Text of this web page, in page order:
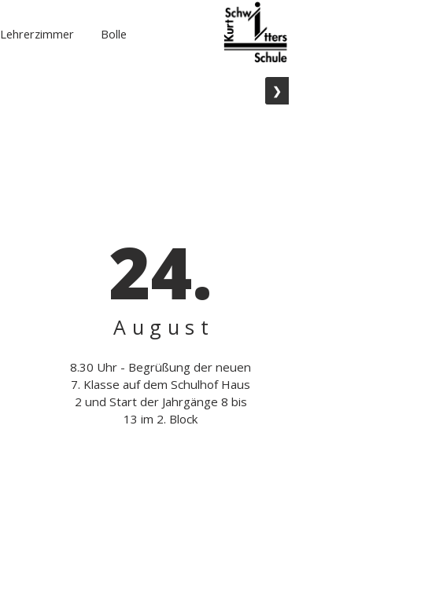
Lehrerzimmer Bolle
❯
24.
August
8.30 Uhr - Begrüßung der neuen
7. Klasse auf dem Schulhof Haus
2 und Start der Jahrgänge 8 bis
13 im 2. Block